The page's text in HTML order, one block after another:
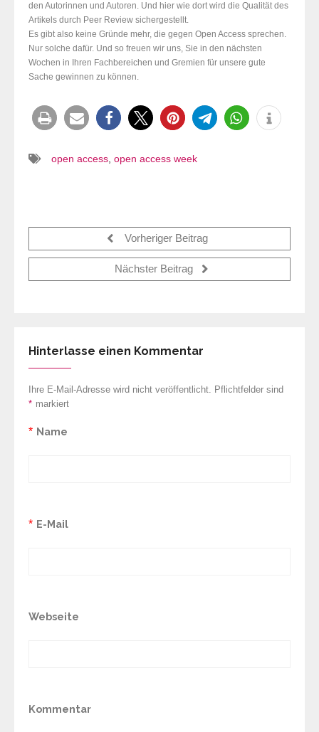
den Autorinnen und Autoren. Und hier wie dort wird die Qualität des
Artikels durch Peer Review sichergestellt.
Es gibt also keine Gründe mehr, die gegen Open Access sprechen.
Nur solche dafür. Und so freuen wir uns, Sie in den nächsten
Wochen in Ihren Fachbereichen und Gremien für unsere gute
Sache gewinnen zu können.
open access, open access week
Vorheriger Beitrag
Nächster Beitrag
Hinterlasse einen Kommentar
Ihre E-Mail-Adresse wird nicht veröffentlicht. Pflichtfelder sind
markiert
*
Name
*
E-Mail
*
Webseite
Kommentar